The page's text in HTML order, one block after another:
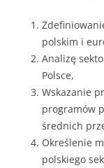
polskim i
Analizę
Polsce,
Wskazanie
programów
średnich
Określenie
polskiego